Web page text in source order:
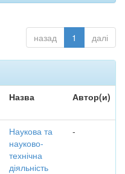
назад 1 далі
Назва Автор(и)
Наукова та
науково-
технічна
діяльність
-